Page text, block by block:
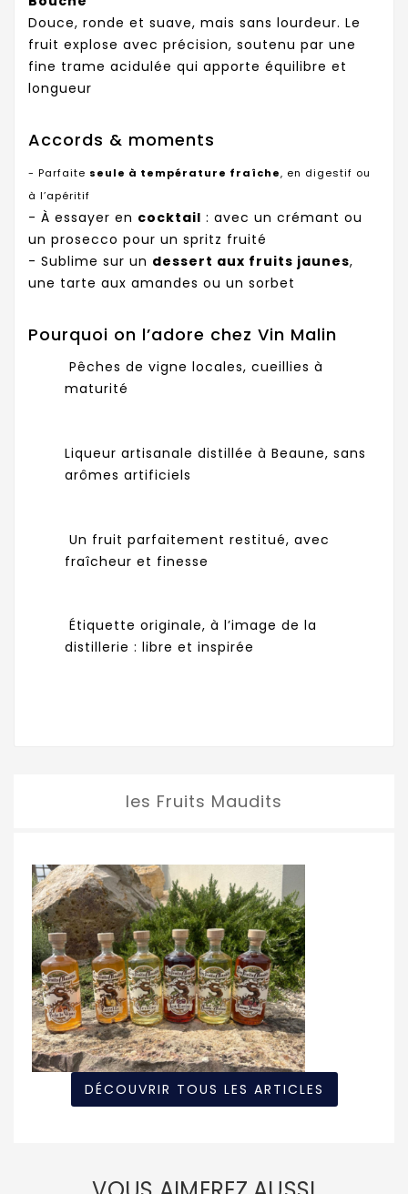
Douce, ronde et suave, mais sans lourdeur. Le
fruit explose avec précision, soutenu par une
fine trame acidulée qui apporte équilibre et
longueur
Accords & moments
- Parfaite seule à température fraîche, en digestif ou
à l’apéritif
- À essayer en cocktail : avec un crémant ou
un prosecco pour un spritz fruité
- Sublime sur un dessert aux fruits jaunes,
une tarte aux amandes ou un sorbet
Pourquoi on l’adore chez Vin Malin
Pêches de vigne locales, cueillies à
maturité
Liqueur artisanale distillée à Beaune, sans
arômes artificiels
Un fruit parfaitement restitué, avec
fraîcheur et finesse
Étiquette originale, à l’image de la
distillerie : libre et inspirée
les Fruits Maudits
DÉCOUVRIR TOUS LES ARTICLES